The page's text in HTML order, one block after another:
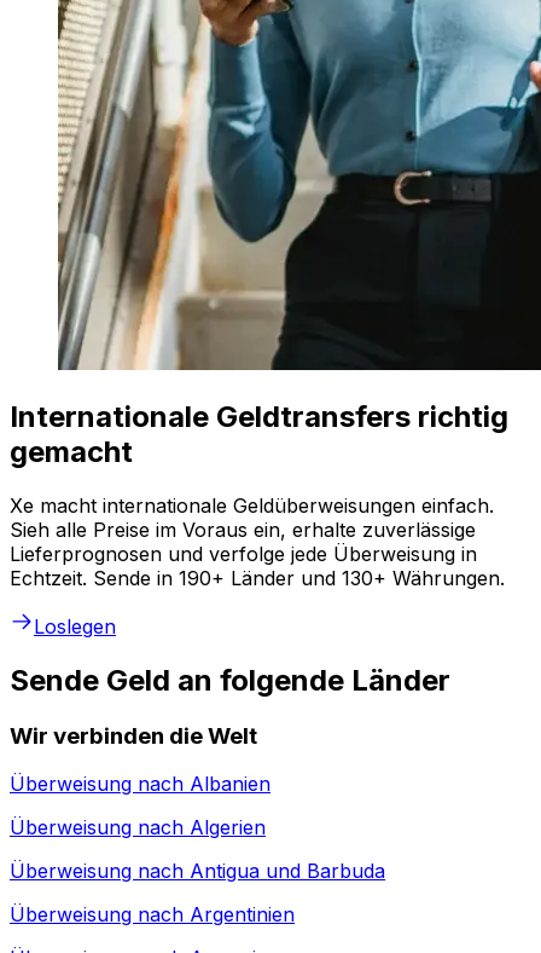
Internationale Geldtransfers richtig
gemacht
Xe macht internationale Geldüberweisungen einfach.
Sieh alle Preise im Voraus ein, erhalte zuverlässige
Lieferprognosen und verfolge jede Überweisung in
Echtzeit. Sende in 190+ Länder und 130+ Währungen.
Loslegen
Sende Geld an folgende Länder
Wir verbinden die Welt
Überweisung nach Albanien
Überweisung nach Algerien
Überweisung nach Antigua und Barbuda
Überweisung nach Argentinien